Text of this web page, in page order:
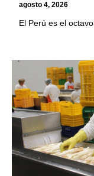
agosto 4, 2026
El Perú es el